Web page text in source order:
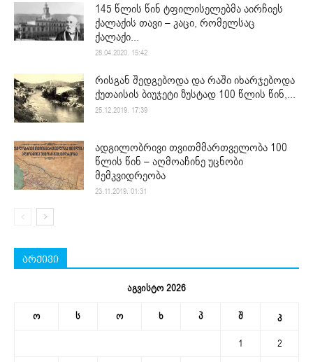
145 წლის წინ ტფილისელებმა აირჩიეს
ქალაქის თავი – კაცი, რომელსაც
ქალაქი...
28.04.2020. 15:42
რისგან შედგებოდა და რაში იხარჯებოდა
ქუთაისის ბიუჯეტი ზუსტად 100 წლის წინ,...
25.12.2019. 17:39
ადგილობრივი თვითმმართველობა 100
წლის წინ – აღმოაჩინე უცნობი
მემკვიდრეობა
23.11.2019. 01:31
არქივი
აგვისტო 2026
ო ს ო ხ პ შ კ
1
2